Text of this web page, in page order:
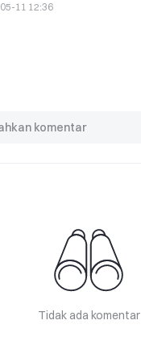
05-11 12:36
Tidak ada komentar